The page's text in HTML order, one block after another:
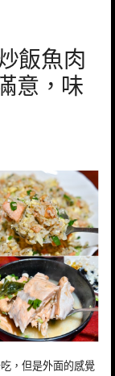
飯魚肉
意，味
，但是外面的感覺